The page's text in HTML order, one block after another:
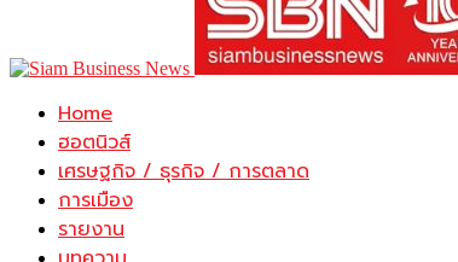
Home
ฮอตนิวส์
เศรษฐกิจ / ธุรกิจ / การตลาด
การเมือง
รายงาน